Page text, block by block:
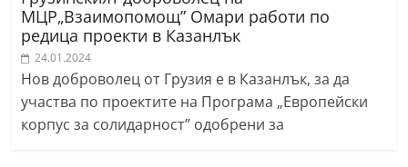
МЦР„Взаимопомощ” Омари работи по
редица проекти в Казанлък
24.01.2024
Нов доброволец от Грузия е в Казанлък, за да
участва по проектите на Програма „Европейски
корпус за солидарност” одобрени за